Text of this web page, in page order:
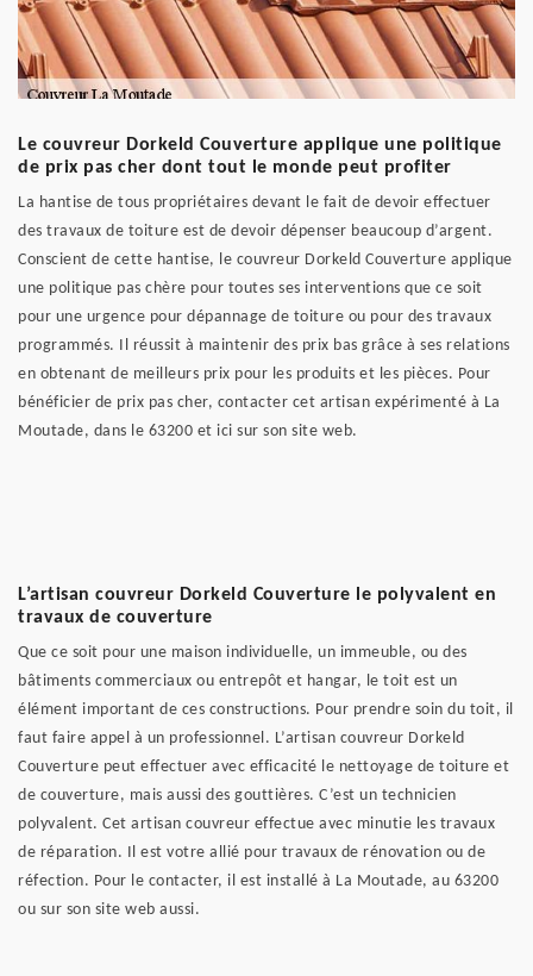
Le couvreur Dorkeld Couverture applique une politique
de prix pas cher dont tout le monde peut profiter
La hantise de tous propriétaires devant le fait de devoir effectuer
des travaux de toiture est de devoir dépenser beaucoup d’argent.
Conscient de cette hantise, le couvreur Dorkeld Couverture applique
une politique pas chère pour toutes ses interventions que ce soit
pour une urgence pour dépannage de toiture ou pour des travaux
programmés. Il réussit à maintenir des prix bas grâce à ses relations
en obtenant de meilleurs prix pour les produits et les pièces. Pour
bénéficier de prix pas cher, contacter cet artisan expérimenté à La
Moutade, dans le 63200 et ici sur son site web.
L’artisan couvreur Dorkeld Couverture le polyvalent en
travaux de couverture
Que ce soit pour une maison individuelle, un immeuble, ou des
bâtiments commerciaux ou entrepôt et hangar, le toit est un
élément important de ces constructions. Pour prendre soin du toit, il
faut faire appel à un professionnel. L’artisan couvreur Dorkeld
Couverture peut effectuer avec efficacité le nettoyage de toiture et
de couverture, mais aussi des gouttières. C’est un technicien
polyvalent. Cet artisan couvreur effectue avec minutie les travaux
de réparation. Il est votre allié pour travaux de rénovation ou de
réfection. Pour le contacter, il est installé à La Moutade, au 63200
ou sur son site web aussi.